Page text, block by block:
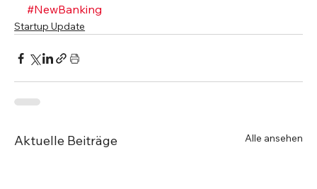
#NewBanking
Startup Update
Aktuelle Beiträge Alle ansehen